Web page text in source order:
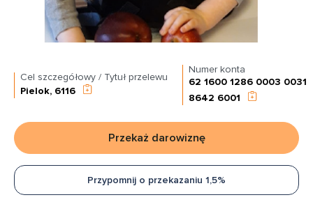
Cel szczegółowy / Tytuł przelewu
Pielok, 6116
Numer konta
62 1600 1286 0003 0031
8642 6001
Przekaż darowiznę
Przypomnij o przekazaniu 1,5%